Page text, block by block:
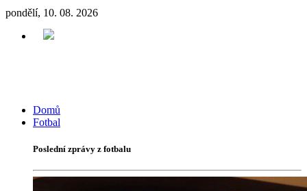
pondělí, 10. 08. 2026
Domů
Fotbal
Poslední zprávy z fotbalu